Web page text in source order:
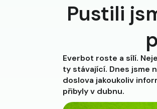
Pustili
Everbot roste a sílí.
ty stávající. Dnes jsme
doslova jakoukoliv
přibyly v dubnu.